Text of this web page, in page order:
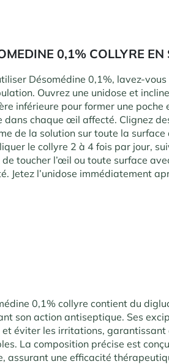
0,1% COLLYRE
Désomédine 0,1%, lavez-
Ouvrez une unidose et
inférieure pour former une
dans chaque œil affecté. Clignez
de la solution sur toute la
le collyre 2 à 4 fois par jour,
de toucher l’œil ou toute surface
Jetez l’unidose immédiatement
0,1% collyre contient du
son action antiseptique. Ses
et éviter les irritations, garantissant
La composition précise est
assurant une efficacité